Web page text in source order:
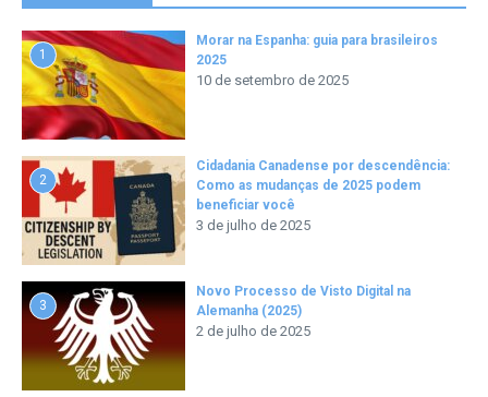
1
Morar na Espanha: guia para brasileiros
2025
10 de setembro de 2025
2
Cidadania Canadense por descendência:
Como as mudanças de 2025 podem
beneficiar você
3 de julho de 2025
3
Novo Processo de Visto Digital na
Alemanha (2025)
2 de julho de 2025